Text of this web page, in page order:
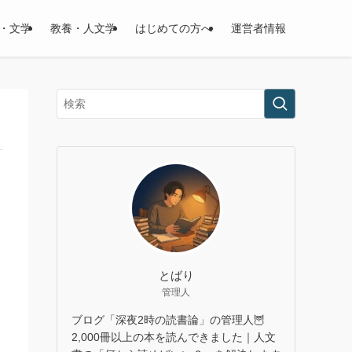
文学 教養・人文学 はじめての方へ 運営者情報
とばり
管理人
ブログ「深夜2時の読書論」の管理人🦉
2,000冊以上の本を読んできました｜人文